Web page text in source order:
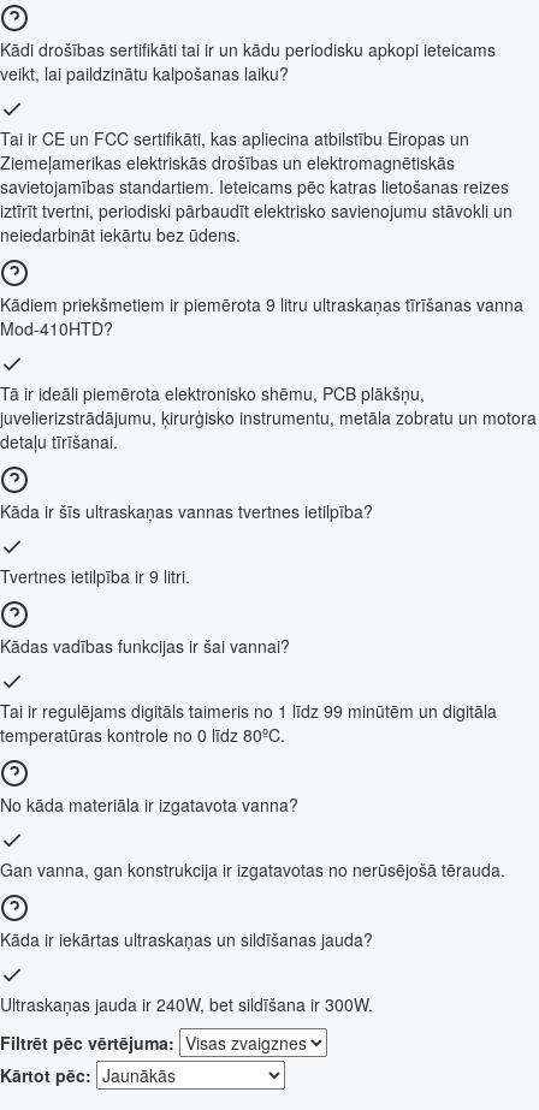
Kādi drošības sertifikāti tai ir un kādu periodisku apkopi ieteicams
veikt, lai paildzinātu kalpošanas laiku?
Tai ir CE un FCC sertifikāti, kas apliecina atbilstību Eiropas un
Ziemeļamerikas elektriskās drošības un elektromagnētiskās
savietojamības standartiem. Ieteicams pēc katras lietošanas reizes
iztīrīt tvertni, periodiski pārbaudīt elektrisko savienojumu stāvokli un
neiedarbināt iekārtu bez ūdens.
Kādiem priekšmetiem ir piemērota 9 litru ultraskaņas tīrīšanas vanna
Mod-410HTD?
Tā ir ideāli piemērota elektronisko shēmu, PCB plākšņu,
juvelierizstrādājumu, ķirurģisko instrumentu, metāla zobratu un motora
detaļu tīrīšanai.
Kāda ir šīs ultraskaņas vannas tvertnes ietilpība?
Tvertnes ietilpība ir 9 litri.
Kādas vadības funkcijas ir šai vannai?
Tai ir regulējams digitāls taimeris no 1 līdz 99 minūtēm un digitāla
temperatūras kontrole no 0 līdz 80ºC.
No kāda materiāla ir izgatavota vanna?
Gan vanna, gan konstrukcija ir izgatavotas no nerūsējošā tērauda.
Kāda ir iekārtas ultraskaņas un sildīšanas jauda?
Ultraskaņas jauda ir 240W, bet sildīšana ir 300W.
Filtrēt pēc vērtējuma:
Kārtot pēc: